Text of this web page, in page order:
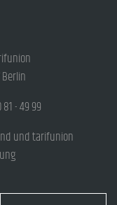
Berlin
81 - 49 99
und tarifunion